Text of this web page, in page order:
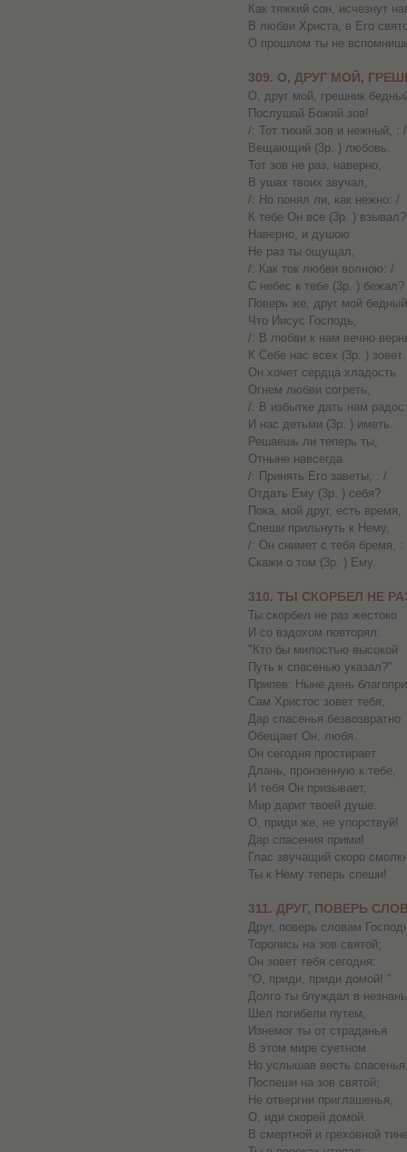
Как тяжкий сон, исчезнут
В любви Христа, в Его
О прошлом ты не
309. О, ДРУГ МОЙ,
О, друг мой, грешник
Послушай Божий зов!
/: Тот тихий зов и нежный, : /
Вещающий (3р. ) любовь.
Тот зов не раз, наверно,
В ушах твоих звучал,
/: Но понял ли, как нежно: /
К тебе Он все (3р. ) взывал?
Наверно, и душою
Не раз ты ощущал,
/: Как ток любви волною: /
С небес к тебе (3р. ) бежал?
Поверь же, друг мой
Что Иисус Господь,
/: В любви к нам вечно
К Себе нас всех (3р. ) зовет.
Он хочет сердца хладость
Огнем любви согреть,
/: В избытке дать нам
И нас детьми (3р. ) иметь.
Решаешь ли теперь ты,
Отныне навсегда
/: Принять Его заветы, : /
Отдать Ему (3р. ) себя?
Пока, мой друг, есть время,
Спеши прильнуть к Нему,
/: Он снимет с тебя бремя, :
Скажи о том (3р. ) Ему.
310. ТЫ СКОРБЕЛ НЕ
Ты скорбел не раз жестоко
И со вздохом повторял:
"Кто бы милостью высокой
Путь к спасенью указал?"
Припев: Ныне день
Сам Христос зовет тебя,
Дар спасенья безвозвратно
Обещает Он, любя.
Он сегодня простирает
Длань, пронзенную к тебе,
И тебя Он призывает,
Мир дарит твоей душе.
О, приди же, не упорствуй!
Дар спасения прими!
Глас звучащий скоро
Ты к Нему теперь спеши!
311. ДРУГ, ПОВЕРЬ
Друг, поверь словам
Торопись на зов святой;
Он зовет тебя сегодня:
"О, приди, приди домой! "
Долго ты блуждал в
Шел погибели путем,
Изнемог ты от страданья
В этом мире суетном.
Но услышав весть
Поспеши на зов святой;
Не отвергни приглашенья,
О, иди скорей домой.
В смертной и греховной